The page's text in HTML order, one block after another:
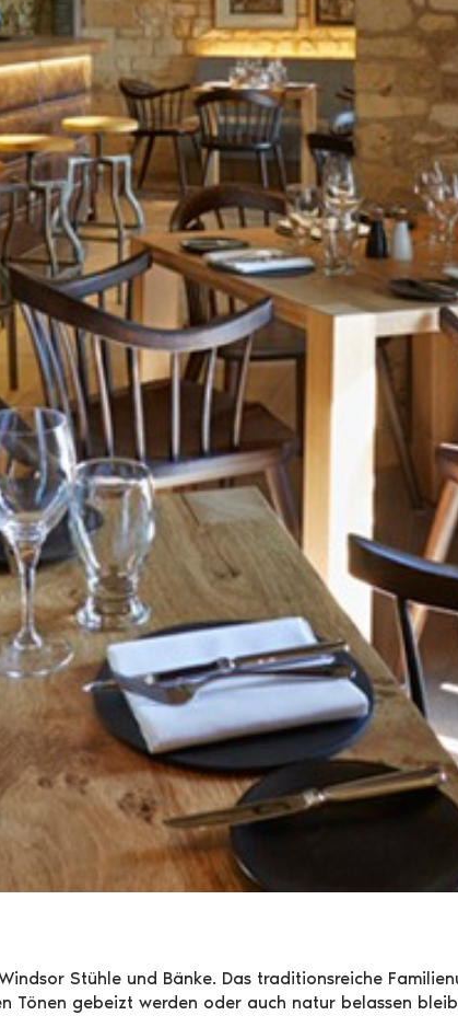
Stühle und Bänke. Das traditionsreiche
Tönen gebeizt werden oder auch natur belassen